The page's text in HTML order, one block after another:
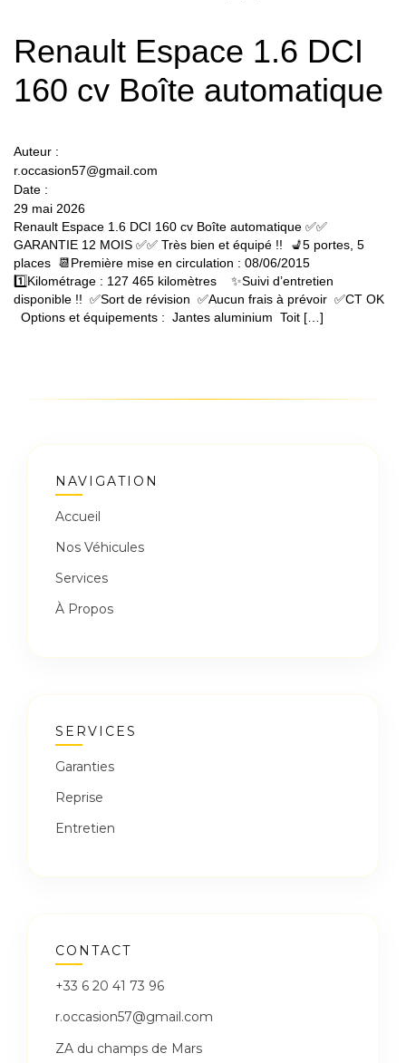
Renault Espace 1.6 DCI
160 cv Boîte automatique
Auteur :
r.occasion57@gmail.com
Date :
29 mai 2026
Renault Espace 1.6 DCI 160 cv Boîte automatique ✅✅
GARANTIE 12 MOIS ✅✅ Très bien et équipé !! 💺5 portes, 5
places 📆Première mise en circulation : 08/06/2015
1️⃣Kilométrage : 127 465 kilomètres ✨Suivi d’entretien
disponible !! ✅Sort de révision ✅Aucun frais à prévoir ✅CT OK
Options et équipements : Jantes aluminium Toit […]
NAVIGATION
Accueil
Nos Véhicules
Services
À Propos
SERVICES
Garanties
Reprise
Entretien
CONTACT
+33 6 20 41 73 96
r.occasion57@gmail.com
ZA du champs de Mars